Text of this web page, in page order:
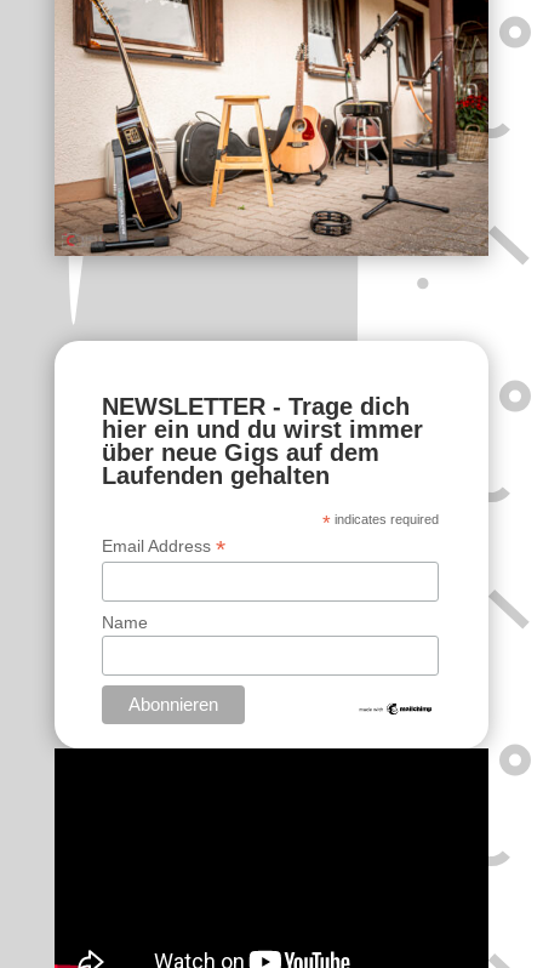
NEWSLETTER - Trage dich
hier ein und du wirst immer
über neue Gigs auf dem
Laufenden gehalten
*indicates required
Email Address *
Name